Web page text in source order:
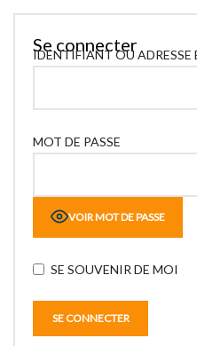
Se connecter
IDENTIFIANT OU ADRESSE
MOT DE PASSE
VOIR MOT DE PASSE
SE SOUVENIR DE MOI